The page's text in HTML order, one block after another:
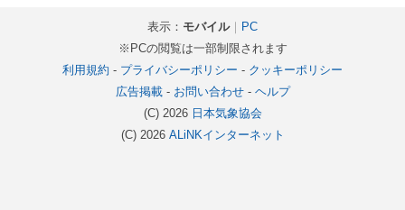
表示： モバイル｜
PC
※PCの閲覧は一部制限されます
利用規約 - プライバシーポリシー - クッキーポリシー
広告掲載- お問い合わせ- ヘルプ
(C) 2026 日本気象協会
(C) 2026 ALiNKインターネット